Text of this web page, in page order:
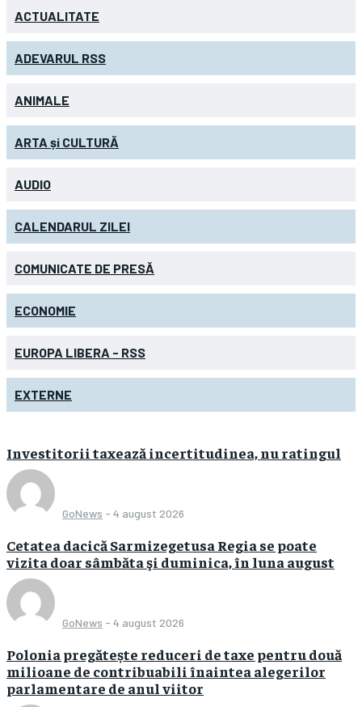
ACTUALITATE
ADEVARUL RSS
ANIMALE
ARTA și CULTURĂ
AUDIO
CALENDARUL ZILEI
COMUNICATE DE PRESĂ
ECONOMIE
EUROPA LIBERA - RSS
EXTERNE
Investitorii taxează incertitudinea, nu ratingul
GoNews - 4 august 2026
Cetatea dacică Sarmizegetusa Regia se poate
vizita doar sâmbăta şi duminica, în luna august
GoNews - 4 august 2026
Polonia pregătește reduceri de taxe pentru două
milioane de contribuabili înaintea alegerilor
parlamentare de anul viitor